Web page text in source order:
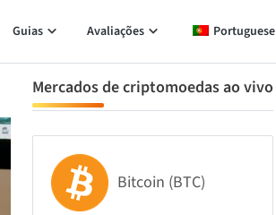
Guias Avaliações Portuguese
Mercados de criptomoedas ao vivo
Bitcoin (BTC)